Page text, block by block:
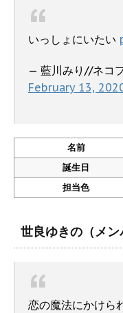
いっしょにいたい
— 藍川みり//ネコ
February 13,
名前
誕生日
担当色
世良ゆきの（メン
恋の魔法にかけら